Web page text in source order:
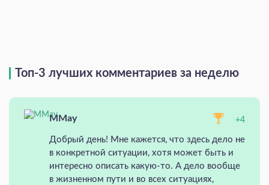
Топ-3 лучших комментариев за неделю
MMay +4
Добрый день! Мне кажется, что здесь дело не
в конкретной ситуации, хотя может быть и
интересно описать какую-то. А дело вообще
в жизненном пути и во всех ситуациях,